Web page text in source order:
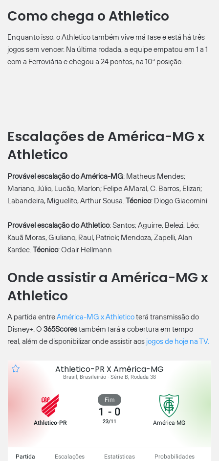
Como chega o Athletico
Enquanto isso, o Athletico também vive má fase e está há três
jogos sem vencer. Na última rodada, a equipe empatou em 1 a 1
com a Ferroviária e chegou a 24 pontos, na 10ª posição.
Escalações de América-MG x
Athletico
Provável escalação do América-MG: Matheus Mendes;
Mariano, Júlio, Lucão, Marlon; Felipe AMaral, C. Barros, Elizari;
Labandeira, Miguelito, Arthur Sousa.Técnico: Diogo Giacomini
Provável escalação do Athletico: Santos; Aguirre, Belezi, Léo;
Kauã Moras, Giuliano, Raul, Patrick; Mendoza, Zapelli, Alan
Kardec.Técnico: Odair Hellmann
Onde assistir a América-MG x
Athletico
A partida entreAmérica-MG x Athleticoterá transmissão do
Disney+. O 365Scorestambém fará a cobertura em tempo
real, além de disponibilizar onde assistir aos jogos de hoje na TV.
Athletico-PR X América-MG
Brasil, Brasileirão - Série B, Rodada 38
Athletico-PR
Fim
1 - 0
23/11 América-MG
Partida Escalações Estatísticas Probabilidades